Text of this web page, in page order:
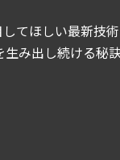
てほしい最新技
み出し続ける秘